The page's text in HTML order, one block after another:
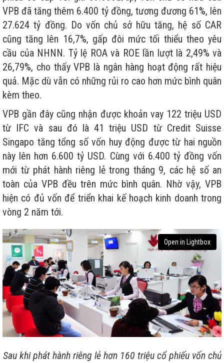
VPB đã tăng thêm 6.400 tỷ đồng, tương đương 61%, lên
27.624 tỷ đồng. Do vốn chủ sở hữu tăng, hệ số CAR
cũng tăng lên 16,7%, gấp đôi mức tối thiểu theo yêu
cầu của NHNN. Tỷ lệ ROA và ROE lần lượt là 2,49% và
26,79%, cho thấy VPB là ngân hàng hoạt động rất hiệu
quả. Mặc dù vẫn có những rủi ro cao hơn mức bình quân
kèm theo.
VPB gần đây cũng nhận được khoản vay 122 triệu USD
từ IFC và sau đó là 41 triệu USD từ Credit Suisse
Singapo tăng tổng số vốn huy động được từ hai nguồn
này lên hơn 6.600 tỷ USD. Cùng với 6.400 tỷ đồng vốn
mới từ phát hành riêng lẻ trong tháng 9, các hệ số an
toàn của VPB đều trên mức bình quân. Nhờ vậy, VPB
hiện có đủ vốn để triển khai kế hoạch kinh doanh trong
vòng 2 năm tới.
Open in Lightbox
Sau khi phát hành riêng lẻ hơn 160 triệu cổ phiếu vốn chủ